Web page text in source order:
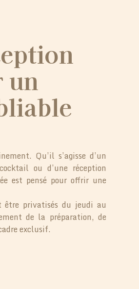
un
Qu’il s’agisse d’un
ou d’une réception
est pensé pour offrir une
être privatisés du jeudi au
de la préparation, de
exclusif.